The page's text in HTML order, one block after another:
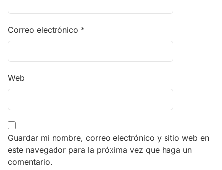
Correo electrónico *
Web
Guardar mi nombre, correo electrónico y sitio web en
este navegador para la próxima vez que haga un
comentario.